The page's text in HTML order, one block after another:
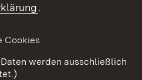
Kontakt
.
Cookies
werden ausschließlich